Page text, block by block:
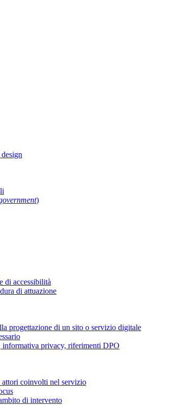
)
di accessibilità
di attuazione
progettazione di un sito o servizio digitale
informativa privacy, riferimenti DPO
coinvolti nel servizio
di intervento